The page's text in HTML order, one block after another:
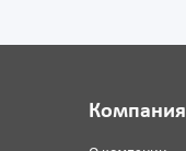
Компания